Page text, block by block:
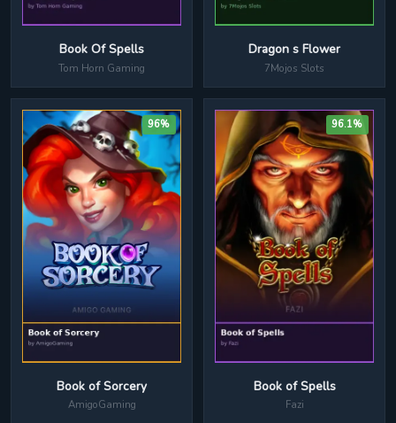
Book Of Spells
Tom Horn Gaming
Dragon s Flower
7Mojos Slots
96%
Book of Sorcery
AmigoGaming
96.1%
Book of Spells
Fazi